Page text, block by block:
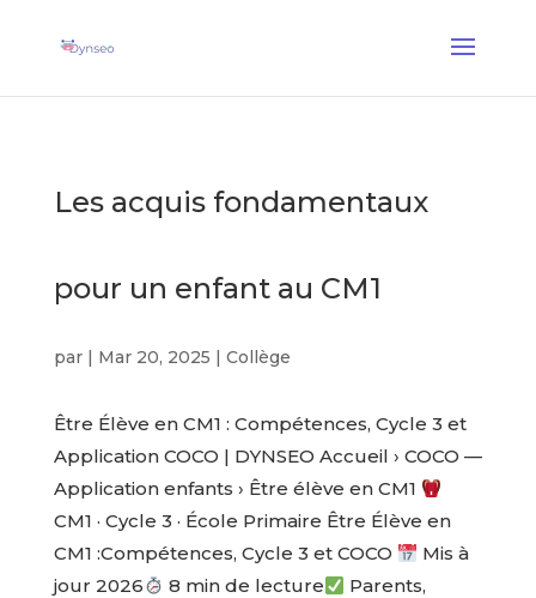
Les acquis fondamentaux
pour un enfant au CM1
par | Mar 20, 2025 | Collège
Être Élève en CM1 : Compétences, Cycle 3 et
Application COCO | DYNSEO Accueil › COCO —
Application enfants › Être élève en CM1
CM1 · Cycle 3 · École Primaire Être Élève en
CM1 :Compétences, Cycle 3 et COCO
Mis à
jour 2026
8 min de lecture
Parents,